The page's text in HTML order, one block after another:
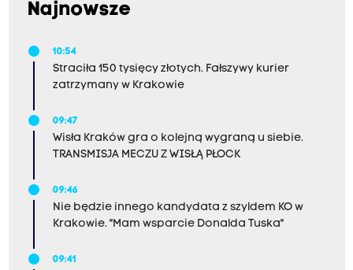
Najnowsze
10:54
Straciła 150 tysięcy złotych. Fałszywy kurier
zatrzymany w Krakowie
09:47
Wisła Kraków gra o kolejną wygraną u siebie.
TRANSMISJA MECZU Z WISŁĄ PŁOCK
09:46
Nie będzie innego kandydata z szyldem KO w
Krakowie. "Mam wsparcie Donalda Tuska"
09:41